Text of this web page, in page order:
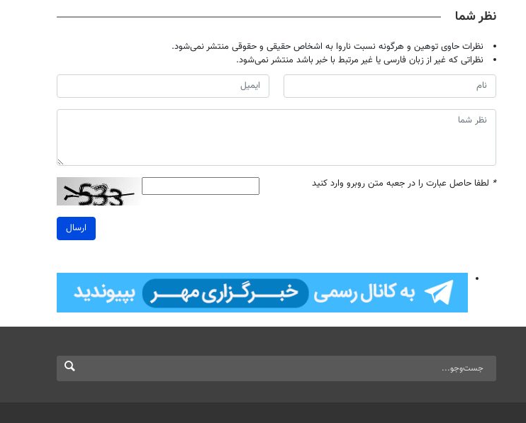
نظر شما
نظرات حاوی توهین و هرگونه نسبت ناروا به اشخاص حقیقی و حقوقی منتشر نمی‌شود.
نظراتی که غیر از زبان فارسی یا غیر مرتبط با خبر باشد منتشر نمی‌شود.
* لطفا حاصل عبارت را در جعبه متن روبرو وارد کنید
ارسال